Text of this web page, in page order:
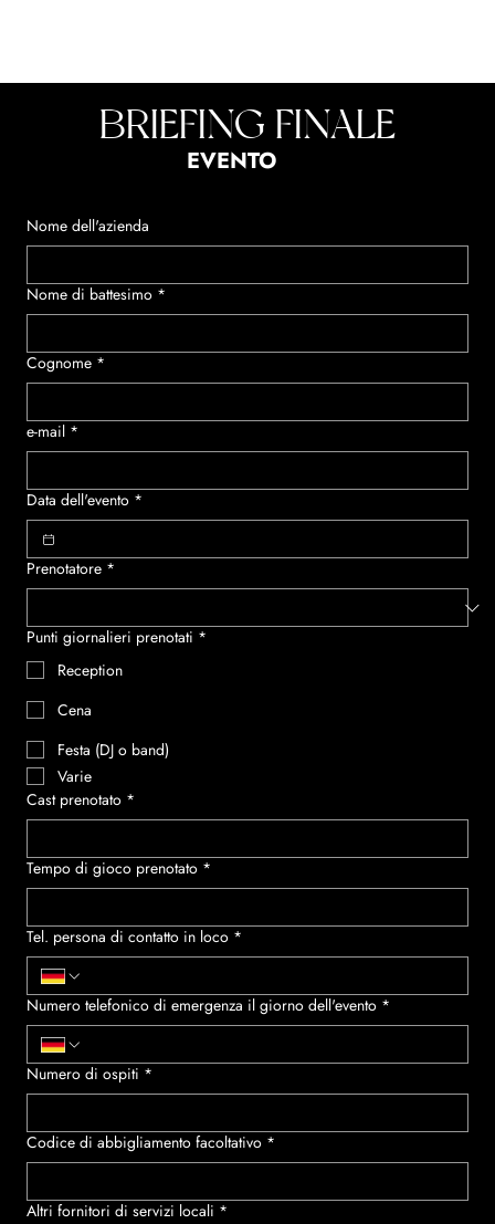
BRIEFING FINALE
EVENTO
Nome dell'azienda
Nome di battesimo *
Cognome *
e-mail *
Data dell'evento *
Prenotatore *
Punti giornalieri prenotati *
Reception
Cena
Festa (DJ o band)
Varie
Cast prenotato *
Tempo di gioco prenotato *
Tel. persona di contatto in loco *
Numero telefonico di emergenza il giorno dell'evento *
Numero di ospiti *
Codice di abbigliamento facoltativo *
Altri fornitori di servizi locali *